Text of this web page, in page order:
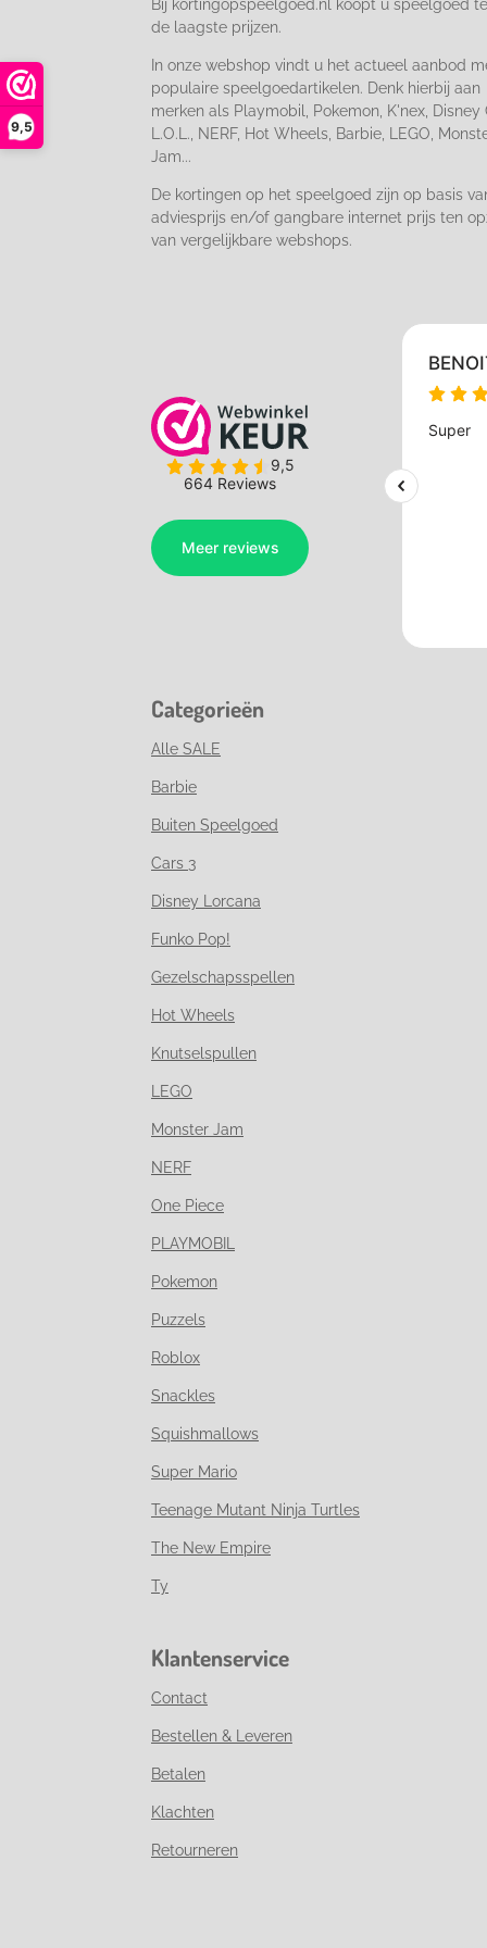
9,5
Bij kortingopspeelgoed.nl koopt u speelgoed
de laagste prijzen.
In onze webshop vindt u het actueel aanbod
populaire speelgoedartikelen. Denk hierbij aan
merken als Playmobil, Pokemon, K'nex, Disney
L.O.L., NERF, Hot Wheels, Barbie, LEGO,
Jam...
De kortingen op het speelgoed zijn op basis
adviesprijs en/of gangbare internet prijs ten
van vergelijkbare webshops.
Categorieën
Alle SALE
Barbie
Buiten Speelgoed
Cars 3
Disney Lorcana
Funko Pop!
Gezelschapsspellen
Hot Wheels
Knutselspullen
LEGO
Monster Jam
NERF
One Piece
PLAYMOBIL
Pokemon
Puzzels
Roblox
Snackles
Squishmallows
Super Mario
Teenage Mutant Ninja Turtles
The New Empire
Ty
Klantenservice
Contact
Bestellen & Leveren
Betalen
Klachten
Retourneren